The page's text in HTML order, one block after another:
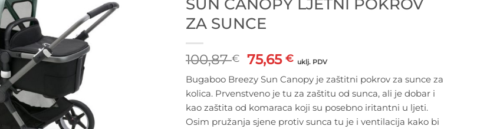
SUN CANOPY LJETNI POKROV
ZA SUNCE
100,87€ Izvorna
cijena
bila
je:
100,87 €.
75,65 €Trenutna
cijena
je:
75,65 €.
uklj. PDV
Bugaboo Breezy Sun Canopy je zaštitni pokrov za sunce za
kolica. Prvenstveno je tu za zaštitu od sunca, ali je dobar i
kao zaštita od komaraca koji su posebno iritantni u ljeti.
Osim pružanja sjene protiv sunca tu je i ventilacija kako bi